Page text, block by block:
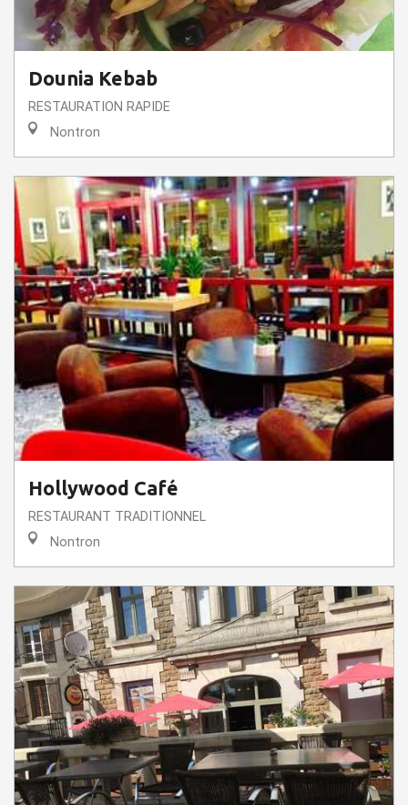
Dounia Kebab
RESTAURATION RAPIDE
Nontron
Hollywood Café
RESTAURANT TRADITIONNEL
Nontron